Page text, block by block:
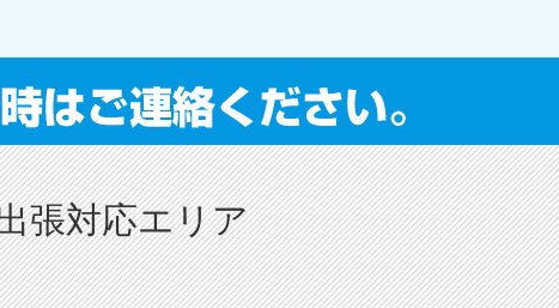
張対応エリア